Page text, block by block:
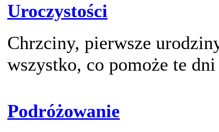
Uroczystości
Chrzciny, pierwsze
wszystko, co pomoże te
Podróżowanie